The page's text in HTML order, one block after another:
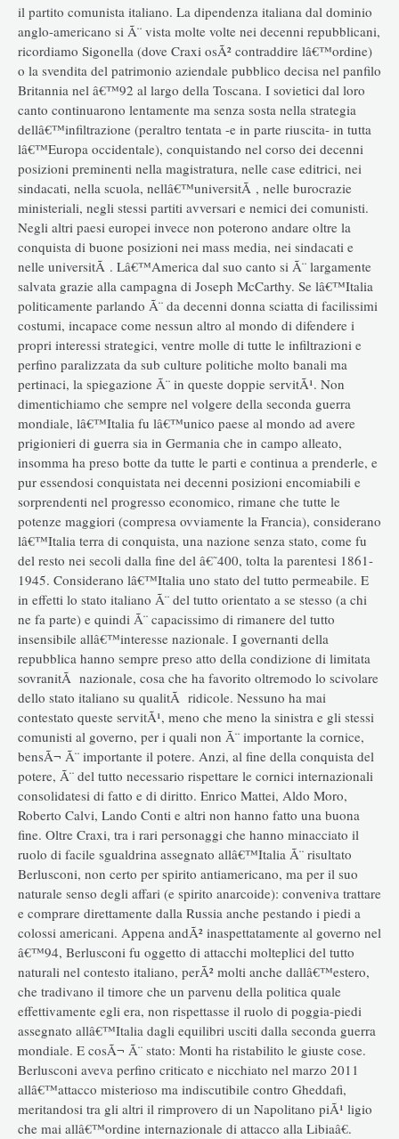
il partito comunista italiano. La dipendenza italiana dal dominio
anglo-americano si Ã¨ vista molte volte nei decenni repubblicani,
ricordiamo Sigonella (dove Craxi osÃ² contraddire lâ€™ordine)
o la svendita del patrimonio aziendale pubblico decisa nel panfilo
Britannia nel â€™92 al largo della Toscana. I sovietici dal loro
canto continuarono lentamente ma senza sosta nella strategia
dellâ€™infiltrazione (peraltro tentata -e in parte riuscita- in tutta
lâ€™Europa occidentale), conquistando nel corso dei decenni
posizioni preminenti nella magistratura, nelle case editrici, nei
sindacati, nella scuola, nellâ€™universitÃ , nelle burocrazie
ministeriali, negli stessi partiti avversari e nemici dei comunisti.
Negli altri paesi europei invece non poterono andare oltre la
conquista di buone posizioni nei mass media, nei sindacati e
nelle universitÃ . Lâ€™America dal suo canto si Ã¨ largamente
salvata grazie alla campagna di Joseph McCarthy. Se lâ€™Italia
politicamente parlando Ã¨ da decenni donna sciatta di facilissimi
costumi, incapace come nessun altro al mondo di difendere i
propri interessi strategici, ventre molle di tutte le infiltrazioni e
perfino paralizzata da sub culture politiche molto banali ma
pertinaci, la spiegazione Ã¨ in queste doppie servitÃ¹. Non
dimentichiamo che sempre nel volgere della seconda guerra
mondiale, lâ€™Italia fu lâ€™unico paese al mondo ad avere
prigionieri di guerra sia in Germania che in campo alleato,
insomma ha preso botte da tutte le parti e continua a prenderle, e
pur essendosi conquistata nei decenni posizioni encomiabili e
sorprendenti nel progresso economico, rimane che tutte le
potenze maggiori (compresa ovviamente la Francia), considerano
lâ€™Italia terra di conquista, una nazione senza stato, come fu
del resto nei secoli dalla fine del â€˜400, tolta la parentesi 1861-
1945. Considerano lâ€™Italia uno stato del tutto permeabile. E
in effetti lo stato italiano Ã¨ del tutto orientato a se stesso (a chi
ne fa parte) e quindi Ã¨ capacissimo di rimanere del tutto
insensibile allâ€™interesse nazionale. I governanti della
repubblica hanno sempre preso atto della condizione di limitata
sovranitÃ nazionale, cosa che ha favorito oltremodo lo scivolare
dello stato italiano su qualitÃ ridicole. Nessuno ha mai
contestato queste servitÃ¹, meno che meno la sinistra e gli stessi
comunisti al governo, per i quali non Ã¨ importante la cornice,
bensÃ¬ Ã¨ importante il potere. Anzi, al fine della conquista del
potere, Ã¨ del tutto necessario rispettare le cornici internazionali
consolidatesi di fatto e di diritto. Enrico Mattei, Aldo Moro,
Roberto Calvi, Lando Conti e altri non hanno fatto una buona
fine. Oltre Craxi, tra i rari personaggi che hanno minacciato il
ruolo di facile sgualdrina assegnato allâ€™Italia Ã¨ risultato
Berlusconi, non certo per spirito antiamericano, ma per il suo
naturale senso degli affari (e spirito anarcoide): conveniva trattare
e comprare direttamente dalla Russia anche pestando i piedi a
colossi americani. Appena andÃ² inaspettatamente al governo nel
â€™94, Berlusconi fu oggetto di attacchi molteplici del tutto
naturali nel contesto italiano, perÃ² molti anche dallâ€™estero,
che tradivano il timore che un parvenu della politica quale
effettivamente egli era, non rispettasse il ruolo di poggia-piedi
assegnato allâ€™Italia dagli equilibri usciti dalla seconda guerra
mondiale. E cosÃ¬ Ã¨ stato: Monti ha ristabilito le giuste cose.
Berlusconi aveva perfino criticato e nicchiato nel marzo 2011
allâ€™attacco misterioso ma indiscutibile contro Gheddafi,
meritandosi tra gli altri il rimprovero di un Napolitano piÃ¹ ligio
che mai allâ€™ordine internazionale di attacco alla Libiaâ€.